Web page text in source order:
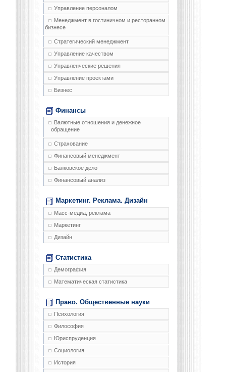
Управление персоналом
Менеджмент в гостиничном и ресторанном
бизнесе
Стратегический менеджмент
Управление качеством
Управленческие решения
Управление проектами
Бизнес
Финансы
Валютные отношения и денежное
обращение
Страхование
Финансовый менеджмент
Банковское дело
Финансовый анализ
Маркетинг. Реклама. Дизайн
Масс-медиа, реклама
Маркетинг
Дизайн
Статистика
Демография
Математическая статистика
Право. Общественные науки
Психология
Философия
Юриспруденция
Социология
История